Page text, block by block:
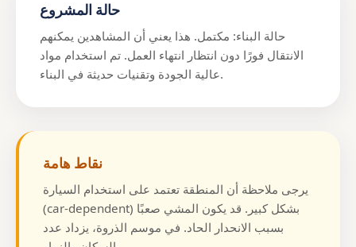
حالة المشروع
حالة البناء: مكتمل. هذا يعني أن المشاهدين يمكنهم
الانتقال فورًا دون انتظار انتهاء العمل. تم استخدام مواد
عالية الجودة وتقنيات حديثة في البناء.
نقاط هامة
يرجى ملاحظة أن المنطقة تعتمد على استخدام السيارة
(car-dependent) بشكل كبير. قد يكون المشي صعبًا
بسبب الانحدار الحاد. في موسم الذروة، يزداد عدد